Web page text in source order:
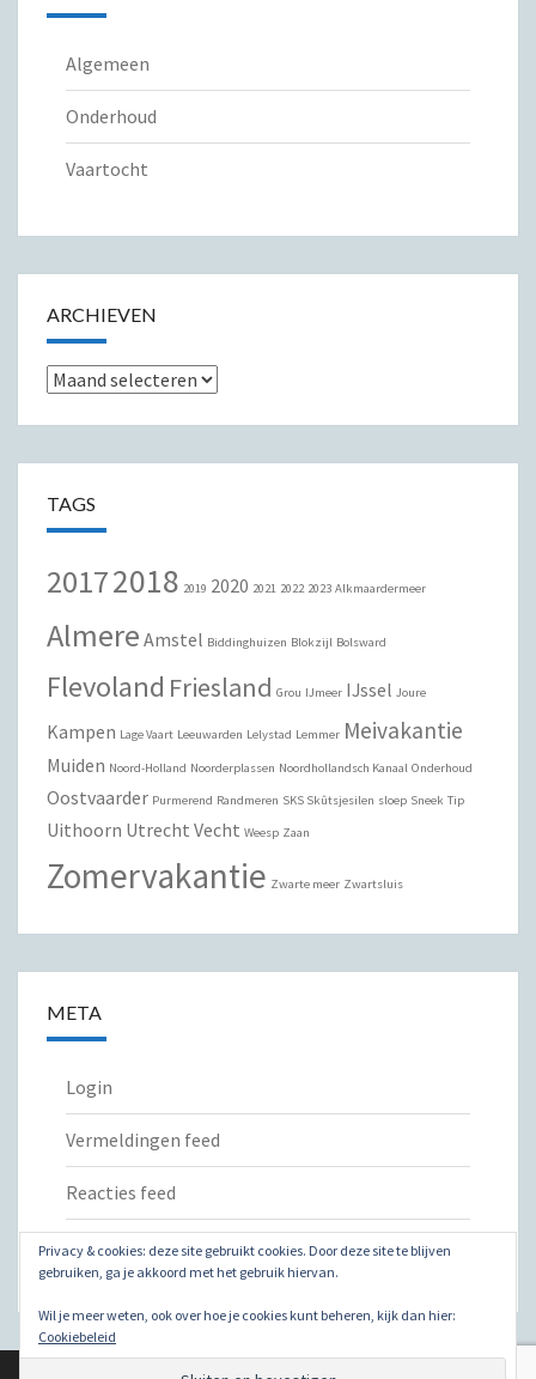
Algemeen
Onderhoud
Vaartocht
ARCHIEVEN
Archieven
TAGS
20172018 2019 2020 2021 2022 2023 Alkmaardermeer
Almere Amstel Biddinghuizen Blokzijl Bolsward
Flevoland Friesland Grou IJmeer IJssel Joure
Kampen Lage Vaart Leeuwarden Lelystad Lemmer Meivakantie
Muiden Noord-Holland Noorderplassen Noordhollandsch Kanaal Onderhoud
Oostvaarder Purmerend Randmeren SKS Skûtsjesilen sloep Sneek Tip
Uithoorn Utrecht Vecht Weesp Zaan
Zomervakantie Zwarte meer Zwartsluis
META
Login
Vermeldingen feed
Reacties feed
WordPress.org
Privacy & cookies: deze site gebruikt cookies. Door deze site te blijven
gebruiken, ga je akkoord met het gebruik hiervan.
Wil je meer weten, ook over hoe je cookies kunt beheren, kijk dan hier:
Cookiebeleid